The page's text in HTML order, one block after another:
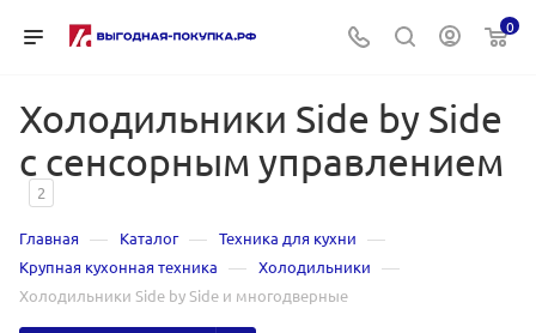
0
Холодильники Side by Side
с сенсорным управлением
2
Главная — Каталог — Техника для кухни —
Крупная кухонная техника — Холодильники —
Холодильники Side by Side и многодверные